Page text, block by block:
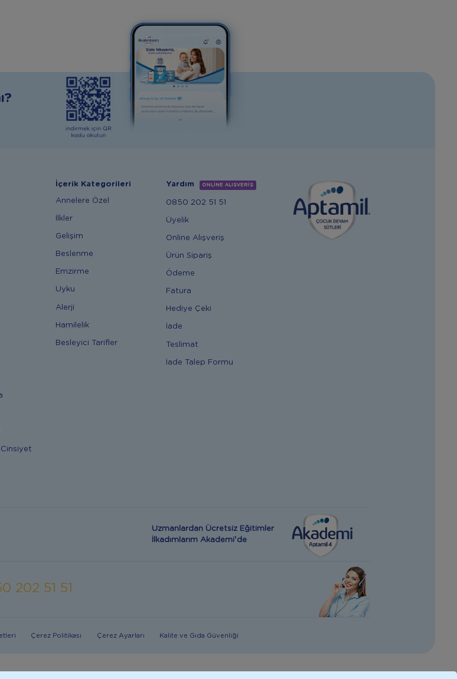
İçerik Kategorileri
Annelere Özel
İlkler
Gelişim
Beslenme
Emzirme
Uyku
Alerji
Hamilelik
Besleyici Tarifler
Yardım ONLİNE ALIŞVERİŞ
0850 202 51 51
Üyelik
Online Alışveriş
Ürün Sipariş
Ödeme
Fatura
Hediye Çeki
İade
Teslimat
İade Talep Formu
Uzmanlardan Ücretsiz Eğitimler
İlkadımlarım Akademi’de
202 51 51
Çerez Politikası Çerez Ayarları Kalite ve Gıda Güvenliği